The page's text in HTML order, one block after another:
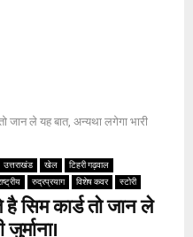
जान ले यह बात, अन्यथा लगेगा भारी
उत्तराखंड खेल
टिहरी गढ़वाल
रुद्रप्रयाग विशेष कवर स्टोरी
सिम कार्ड तो जान ले